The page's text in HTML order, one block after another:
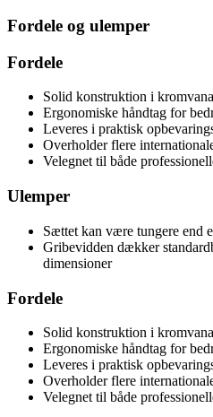
Fordele og ulemper
Fordele
Solid konstruktion i
Ergonomiske håndtag for
Leveres i praktisk
Overholder flere
Velegnet til både
Ulemper
Sættet kan være tungere end
Gribevidden dækker
dimensioner
Fordele
Solid konstruktion i
Ergonomiske håndtag for
Leveres i praktisk
Overholder flere
Velegnet til både